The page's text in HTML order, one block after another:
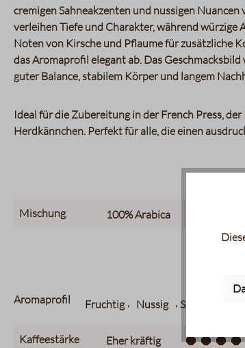
cremigen Sahneakzenten und nussigen
verleihen Tiefe und Charakter, während würzige
Noten von Kirsche und Pflaume für zusätzliche
das Aromaprofil elegant ab. Das
guter Balance, stabilem Körper und langem
Ideal für die Zubereitung in der French Press,
Herdkännchen. Perfekt für alle, die einen
Mischung 100%Arabica
Aromaprofil Fruchtig , Nussig , Schokoladig
Kaffeestärke Eher kräftig